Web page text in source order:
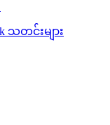
သတင်းများ